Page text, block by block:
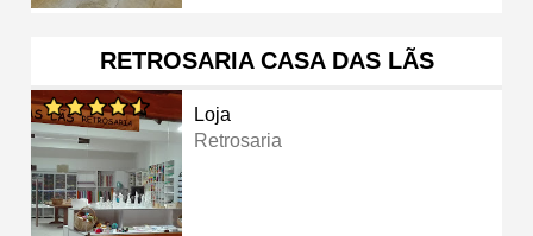
RETROSARIA CASA DAS LÃS
Loja
Retrosaria